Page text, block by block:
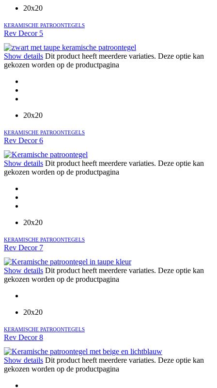
20x20
KERAMISCHE PATROONTEGELS
Rev Decor 5
Show details Dit product heeft meerdere variaties. Deze optie kan
gekozen worden op de productpagina
20x20
KERAMISCHE PATROONTEGELS
Rev Decor 6
Show details Dit product heeft meerdere variaties. Deze optie kan
gekozen worden op de productpagina
20x20
KERAMISCHE PATROONTEGELS
Rev Decor 7
Show details Dit product heeft meerdere variaties. Deze optie kan
gekozen worden op de productpagina
20x20
KERAMISCHE PATROONTEGELS
Rev Decor 8
Show details Dit product heeft meerdere variaties. Deze optie kan
gekozen worden op de productpagina